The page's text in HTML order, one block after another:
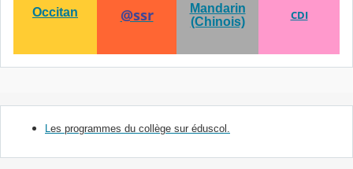
Occitan @ssr
Mandarin
(Chinois)
CDI
L es programmes du collège sur éduscol.